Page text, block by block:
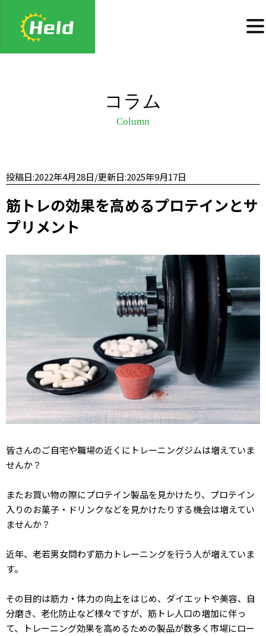
コラム
Column
投稿日:2022年4月28日/更新日:2025年9月17日
筋トレの効果を高めるプロテインとサ
プリメント
皆さんのご自宅や職場の近くにトレーニングジムは増えていま
せんか？
またお買い物の際にプロテイン製品を見かけたり、プロテイン
入りのお菓子・ドリンクなどを見かけたりする機会は増えてい
ませんか？
近年、老若男女問わず筋力トレーニングを行う人が増えていま
す。
その目的は筋力・体力の向上をはじめ、ダイエットや美容、自
分磨き、老化防止など様々ですが、筋トレ人口の増加に伴っ
て、トレーニング効果を高めるための製品が数多く市場にロー